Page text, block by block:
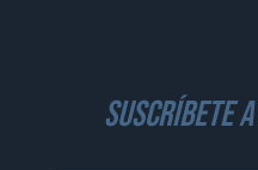
suscríbete